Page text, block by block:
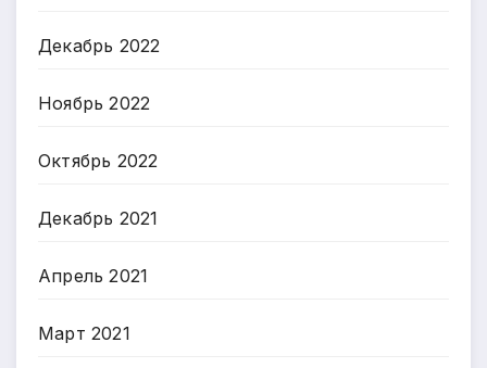
Декабрь 2022
Ноябрь 2022
Октябрь 2022
Декабрь 2021
Апрель 2021
Март 2021